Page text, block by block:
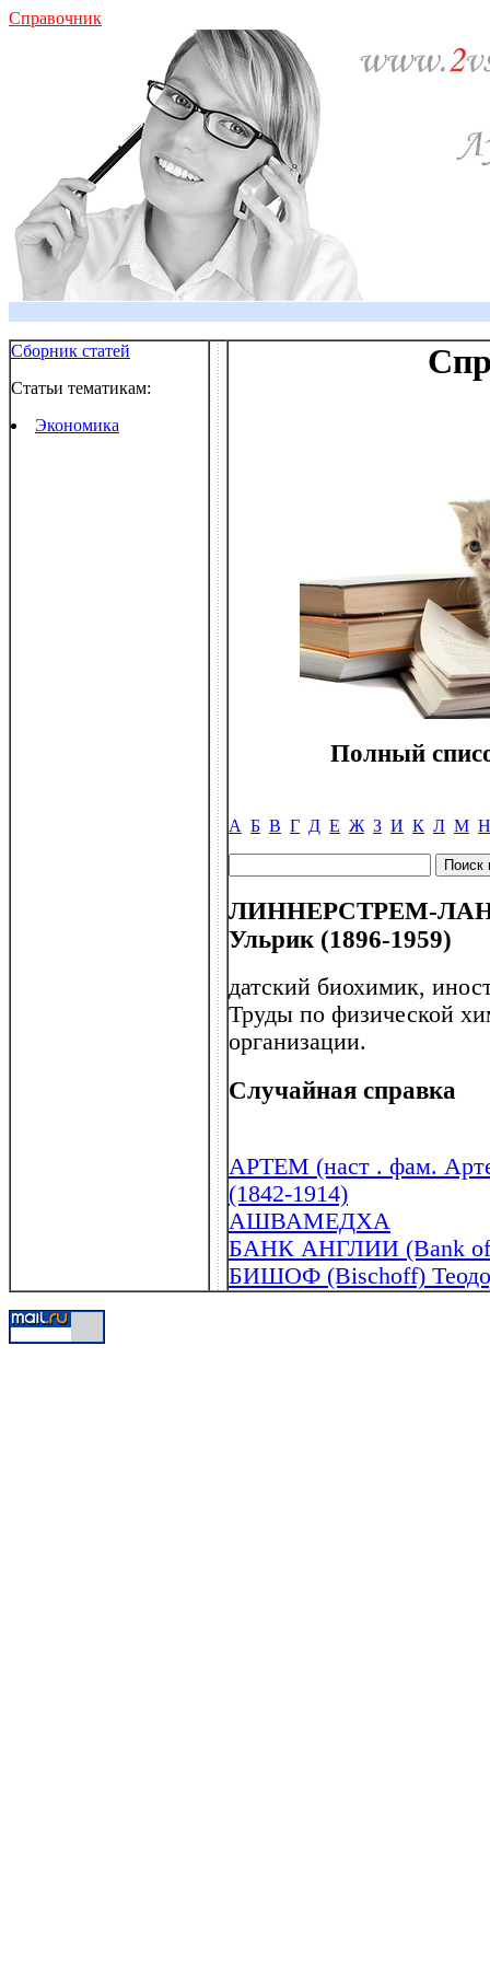
Справочник
Сборник статей
Статьи тематикам:
Экономика
Полный
А Б В Г Д Е Ж З И К Л М Н
ЛИННЕРСТРЕМ-
Ульрик (1896-1959)
датский биохимик,
Труды по физической
организации.
Случайная справка
АРТЕМ (наст . фам.
(1842-1914)
АШВАМЕДХА
БАНК АНГЛИИ (Bank of
БИШОФ (Bischoff)